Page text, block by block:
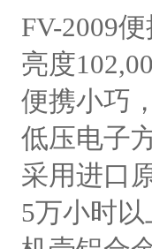
FV-2009
亮度
便携小巧
低压电子
采用进口
5万小时